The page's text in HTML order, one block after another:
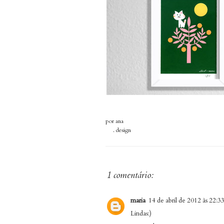
porana
. design
1 comentário:
maria 14 de abril de 2012 às 22:33
Lindas:)